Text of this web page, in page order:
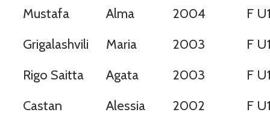
Mustafa Alma 2004
F
Grigalashvili
Maria 2003
F
Rigo Saitta
Agata 2003
F
Castan
Alessia 2002
F